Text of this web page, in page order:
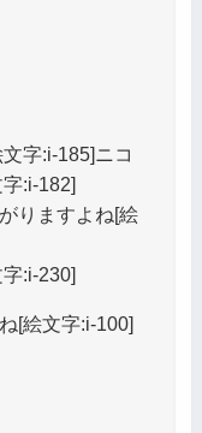
字:i-185]ニコ
:i-182]
りますよね[絵
:i-230]
[絵文字:i-100]